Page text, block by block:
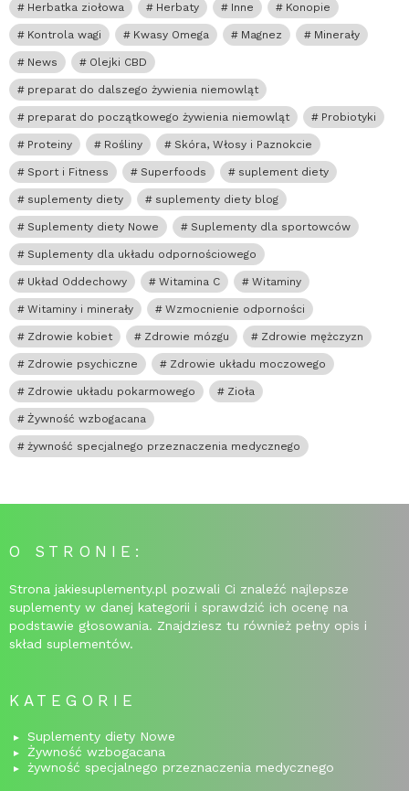
Herbatka ziołowa Herbaty Inne Konopie
Kontrola wagi Kwasy Omega Magnez Minerały
News Olejki CBD
preparat do dalszego żywienia niemowląt
preparat do początkowego żywienia niemowląt Probiotyki
Proteiny Rośliny Skóra, Włosy i Paznokcie
Sport i Fitness Superfoods suplement diety
suplementy diety suplementy diety blog
Suplementy diety Nowe Suplementy dla sportowców
Suplementy dla układu odpornościowego
Układ Oddechowy Witamina C Witaminy
Witaminy i minerały Wzmocnienie odporności
Zdrowie kobiet Zdrowie mózgu Zdrowie mężczyzn
Zdrowie psychiczne Zdrowie układu moczowego
Zdrowie układu pokarmowego Zioła
Żywność wzbogacana
żywność specjalnego przeznaczenia medycznego
O STRONIE:
Strona jakiesuplementy.pl pozwali Ci znaleźć najlepsze
suplementy w danej kategorii i sprawdzić ich ocenę na
podstawie głosowania. Znajdziesz tu również pełny opis i
skład suplementów.
KATEGORIE
Suplementy diety Nowe
Żywność wzbogacana
żywność specjalnego przeznaczenia medycznego